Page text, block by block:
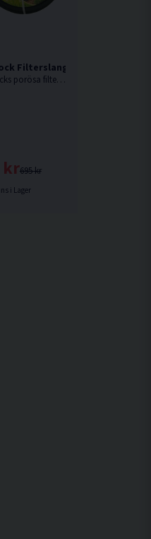
Elektronisk
Filterslang 12,5mm 25m
Hozelocks porösa filterslang är lätt att använda och ett av de enklaste sätten att skapa ett bevattningssystem var som helst i trädgården.
695 kr
kr
i Lager